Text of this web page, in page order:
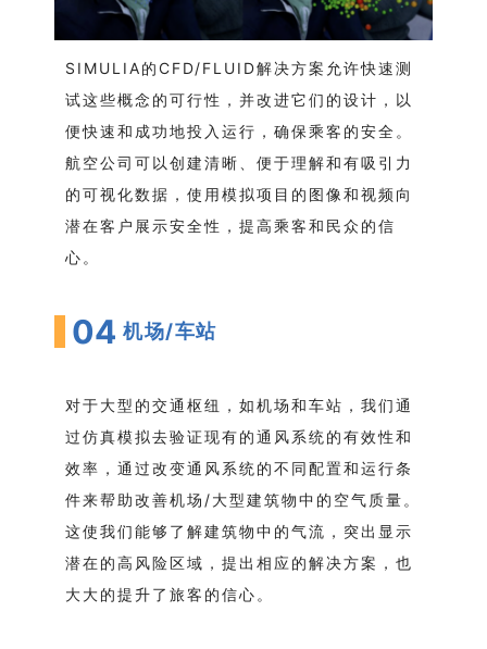
SIMULIA的CFD/FLUID解决方案允许快速测
试这些概念的可行性，并改进它们的设计，以
便快速和成功地投入运行，确保乘客的安全。
航空公司可以创建清晰、便于理解和有吸引力
的可视化数据，使用模拟项目的图像和视频向
潜在客户展示安全性，提高乘客和民众的信
心。
04 机场/车站
对于大型的交通枢纽，如机场和车站，我们通
过仿真模拟去验证现有的通风系统的有效性和
效率，通过改变通风系统的不同配置和运行条
件来帮助改善机场/大型建筑物中的空气质量。
这使我们能够了解建筑物中的气流，突出显示
潜在的高风险区域，提出相应的解决方案，也
大大的提升了旅客的信心。